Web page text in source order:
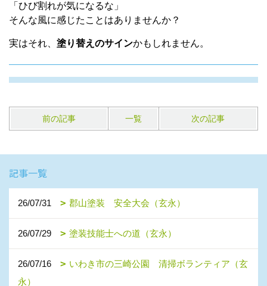
「ひび割れが気になるな」
そんな風に感じたことはありませんか？
実はそれ、 塗り替えのサインかもしれません。
前の記事 一覧 次の記事
記事一覧
26/07/31 郡山塗装 安全大会（玄永）
26/07/29 塗装技能士への道（玄永）
26/07/16
いわき市の三崎公園 清掃ボランティア（玄
永）